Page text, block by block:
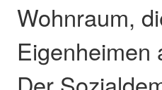
Wohnraum,
Eigenheimen